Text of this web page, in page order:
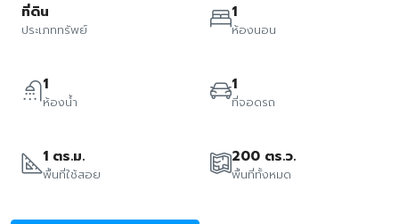
ที่ดิน
ประเภททรัพย์
1
ห้องนอน
1
ห้องน้ำ
1
ที่จอดรถ
1 ตร.ม.
พื้นที่ใช้สอย
200 ตร.ว.
พื้นที่ทั้งหมด